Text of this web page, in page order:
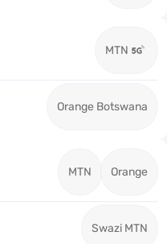
MTN
Orange Botswana
MTN Orange
Swazi MTN